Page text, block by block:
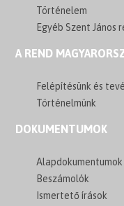
Történelem
Egyéb Szent János
A REND
Felépítésünk és
Történelmünk
DOKUMENTUMOK
Alapdokumentumok
Beszámolók
Ismertető írások